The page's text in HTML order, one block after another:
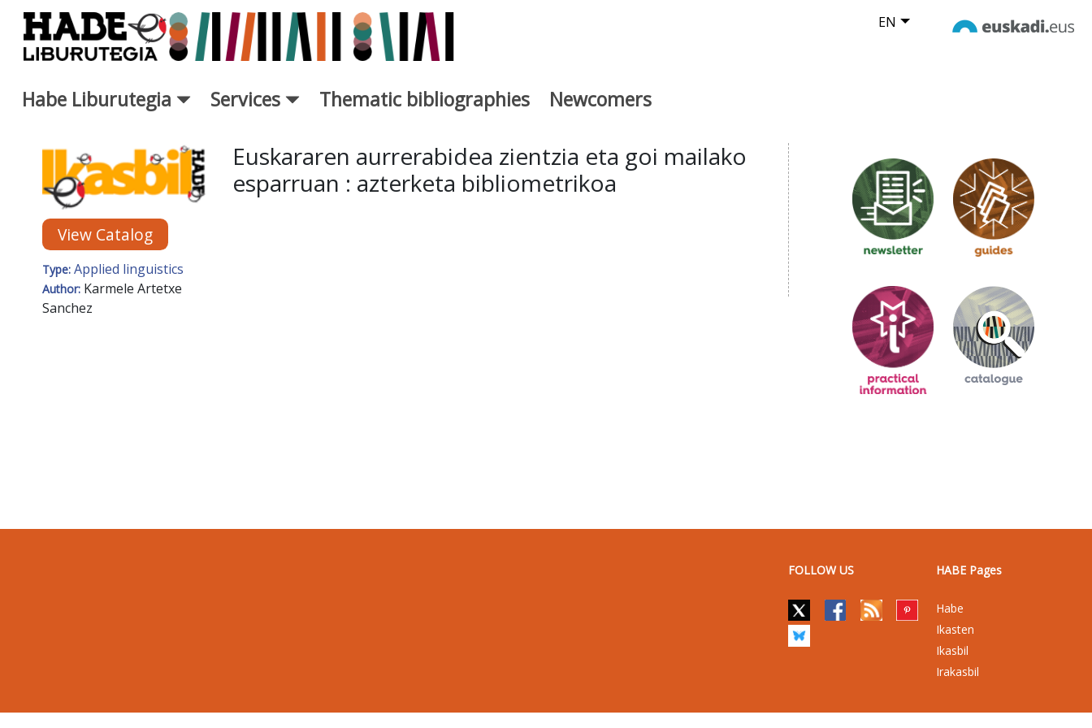
Skip to Main Content EN
Habe Liburutegia Services Thematic bibliographies Newcomers
New Books Card - Liburutegia
View Catalog
Type: Applied linguistics
Author: Karmele Artetxe
Sanchez
Euskararen aurrerabidea zientzia eta goi mailako
esparruan : azterketa bibliometrikoa
FOLLOW US HABE Pages
Habe
Ikasten
Ikasbil
Irakasbil